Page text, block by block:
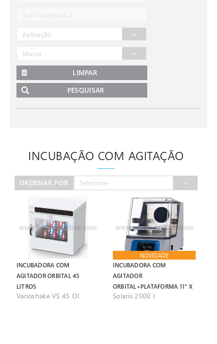
Aplicação
Marca
LIMPAR
PESQUISAR
INCUBAÇÃO COM AGITAÇÃO
ORDENAR POR Selecione
INCUBADORA COM
AGITADOR ORBITAL 45
LITROS
Varioshake VS 45 OI
NOVIDADE
INCUBADORA COM
AGITADOR
ORBITAL+PLATAFORMA 11" X
14"
Solaris 2000 I